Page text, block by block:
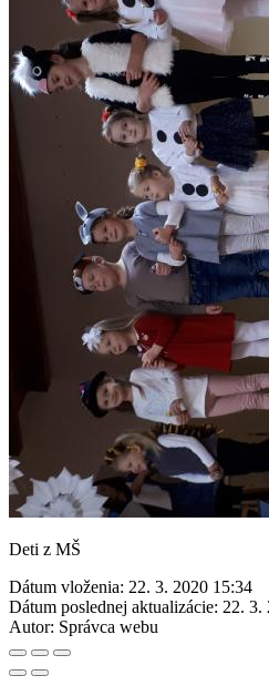
Deti z MŠ
Dátum vloženia: 22. 3. 2020 15:34
Dátum poslednej aktualizácie: 22. 3.
Autor: Správca webu